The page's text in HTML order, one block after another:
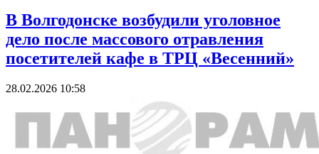
В Волгодонске возбудили уголовное
дело после массового отравления
посетителей кафе в ТРЦ «Весенний»
28.02.2026 10:58